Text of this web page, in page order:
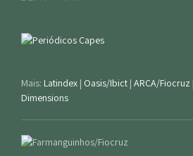
Mais: Latindex | Oasis/Ibict | ARCA/Fiocruz
Dimensions